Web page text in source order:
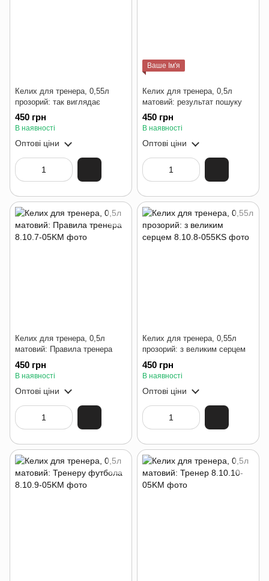
Келих для тренера, 0,55л
прозорий: так виглядає
450 грн
В наявності
Оптові ціни
Ваше Ім'я
Келих для тренера, 0,5л
матовий: результат пошуку
450 грн
В наявності
Оптові ціни
Келих для тренера, 0,5л
матовий: Правила тренера
450 грн
В наявності
Оптові ціни
Келих для тренера, 0,55л
прозорий: з великим серцем
450 грн
В наявності
Оптові ціни